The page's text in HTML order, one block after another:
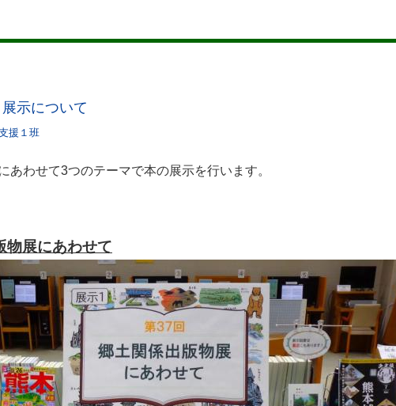
示について
援１班
あわせて3つのテーマで本の展示を行います。
物展にあわせて